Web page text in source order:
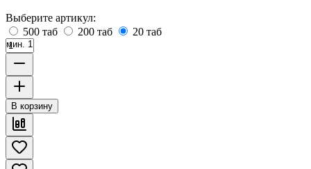
Выберите артикул:
500 таб
200 таб 20 таб
мин. 1
В корзину